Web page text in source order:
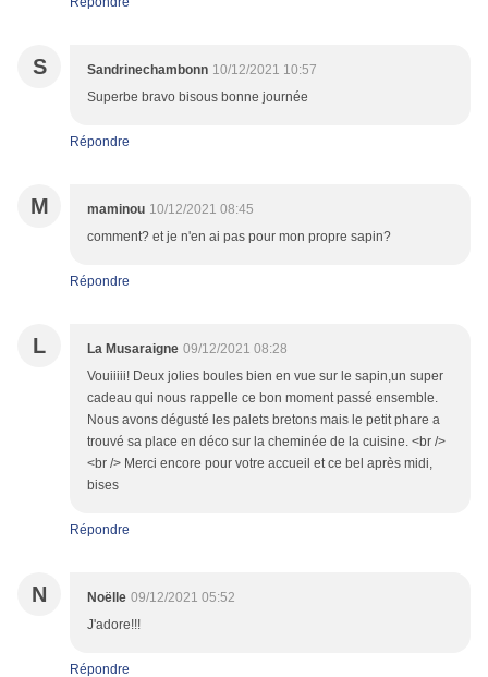
S Sandrinechambonn 10/12/2021 10:57
Superbe bravo bisous bonne journée
Répondre
M maminou 10/12/2021 08:45
comment? et je n'en ai pas pour mon propre sapin?
Répondre
L La Musaraigne 09/12/2021 08:28
Vouiiiii! Deux jolies boules bien en vue sur le sapin,un super
cadeau qui nous rappelle ce bon moment passé ensemble.
Nous avons dégusté les palets bretons mais le petit phare a
trouvé sa place en déco sur la cheminée de la cuisine. <br />
<br /> Merci encore pour votre accueil et ce bel après midi,
bises
Répondre
N Noëlle 09/12/2021 05:52
J'adore!!!
Répondre